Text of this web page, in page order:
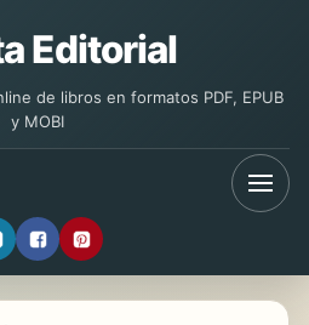
Editorial
de libros en formatos PDF, EPUB
y MOBI